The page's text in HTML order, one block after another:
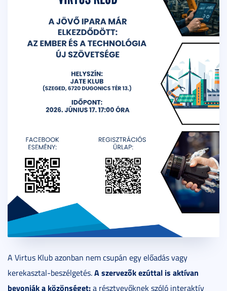
A Virtus Klub azonban nem csupán egy előadás vagy
kerekasztal-beszélgetés.A szervezők ezúttal is aktívan
bevonják a közönséget:a résztvevőknek szóló interaktív